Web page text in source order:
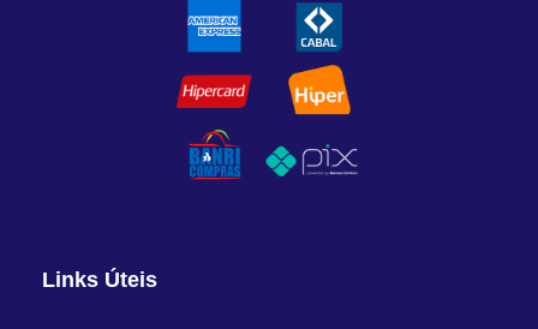
Links Úteis